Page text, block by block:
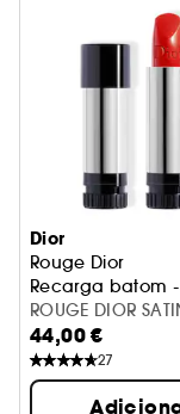
Dior
Rouge Dior
Recarga batom
ROUGE DIOR
959 INT21
44,00 €
27